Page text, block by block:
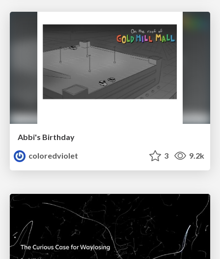
Abbi's Birthday
coloredviolet
3 9.2k